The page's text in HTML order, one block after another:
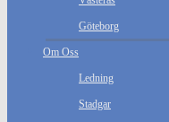
Göteborg
Om Oss
Ledning
Stadgar